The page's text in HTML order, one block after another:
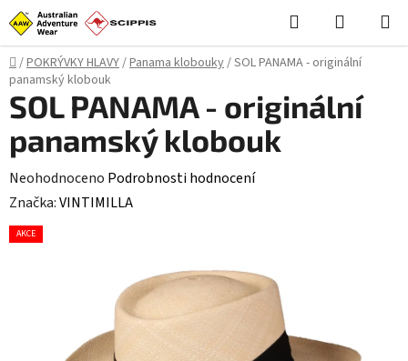
Přejít
na
obsah
Hledat
KOŠÍK
Domů
/POKRÝVKY HLAVY/Panama klobouky/SOL PANAMA - originální
panamský klobouk
SOL PANAMA - originální
panamský klobouk
Průměrné
hodnocení
produktu
hvězdiček.
Neohodnoceno Podrobnosti hodnocení
Značka:VINTIMILLA
AKCE